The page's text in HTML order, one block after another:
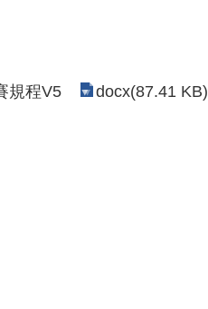
規程V5
docx(87.41 KB)